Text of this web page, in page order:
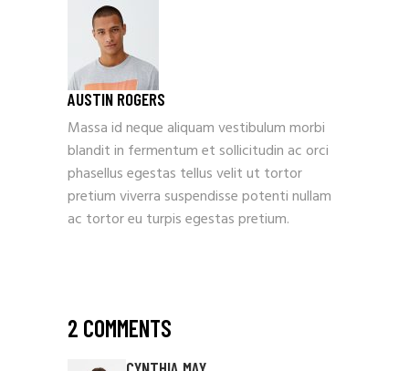
AUSTIN ROGERS
Massa id neque aliquam vestibulum morbi
blandit in fermentum et sollicitudin ac orci
phasellus egestas tellus velit ut tortor
pretium viverra suspendisse potenti nullam
ac tortor eu turpis egestas pretium.
2 COMMENTS